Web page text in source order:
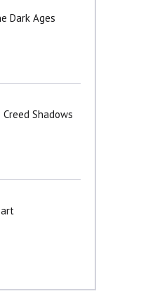
Dark Ages
Creed Shadows